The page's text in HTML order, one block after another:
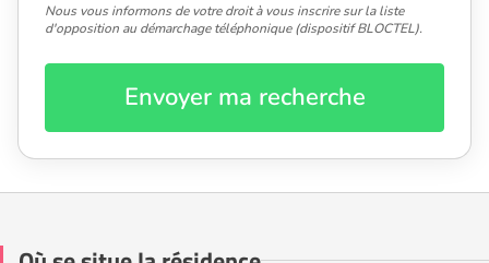
Nous vous informons de votre droit à vous inscrire sur la liste
d'opposition au démarchage téléphonique (dispositif BLOCTEL).
Envoyer ma recherche